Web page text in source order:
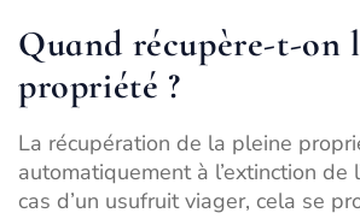
Quand récupère-t-on
propriété ?
La récupération de la pleine
automatiquement à l’extinction de
cas d’un usufruit viager, cela se